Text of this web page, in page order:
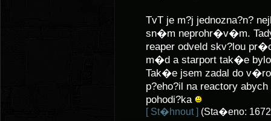
TvT je m?j jednozna?n?
sn�m neprohr�v�m.
reaper odveld skv?lou
m�d a starport tak�e
Tak�e jsem zadal do
p?eho?il na reactory
pohodi?ka
[ St�hnout ] (Sta�eno: